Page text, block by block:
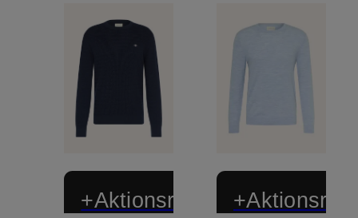
+Aktionsrabatt